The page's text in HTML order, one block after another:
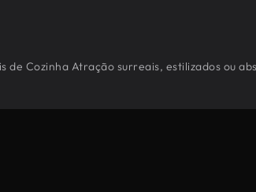
Cozinha Atração surreais, estilizados ou